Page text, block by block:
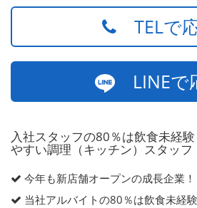
TELで
LINEで
入社スタッフの80％は飲食未経
やすい調理（キッチン）スタッフ
今年も新店舗オープンの成長企業！
当社アルバイトの80％は飲食未経験